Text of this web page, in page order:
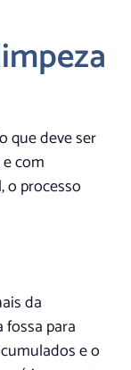
que deve ser
com
o processo
da
para
e o